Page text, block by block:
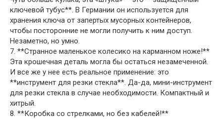
ключевой тубус**. В Германии он используется для
хранения ключа от запертых мусорных контейнеров,
чтобы посторонние не могли получить к ним доступ.
Незаметно, но умно.
7. **Странное маленькое колесико на карманном ноже!**
Эта крошечная деталь могла бы остаться незамеченной.
И все же у нее есть реальное применение: это
**инструмент для резки стекла**. Да-да, мини-инструмент
для резки стекла в случае необходимости. Компактный и
хитрый.
8. **Коробка со стрелками, но без кабелей!**